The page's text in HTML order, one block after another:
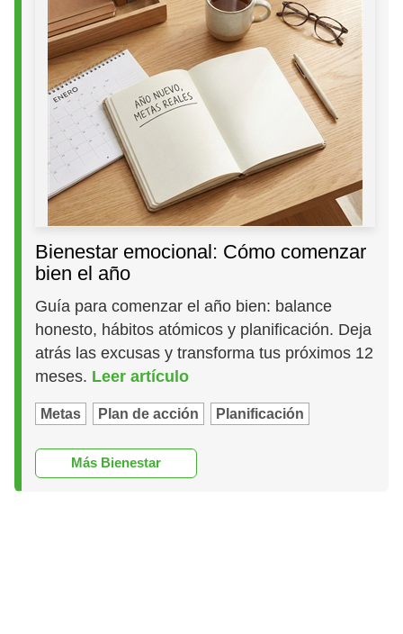
Bienestar emocional: Cómo comenzar
bien el año
Guía para comenzar el año bien: balance
honesto, hábitos atómicos y planificación. Deja
atrás las excusas y transforma tus próximos 12
meses. Leer artículo
Metas Plan de acción Planificación
Más Bienestar